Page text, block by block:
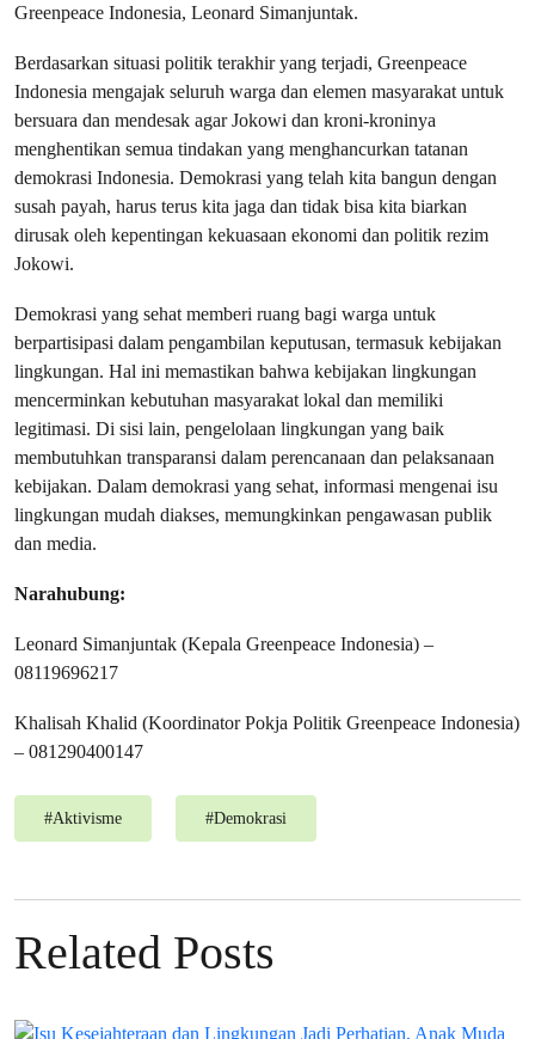
Greenpeace Indonesia, Leonard Simanjuntak.
Berdasarkan situasi politik terakhir yang terjadi, Greenpeace
Indonesia mengajak seluruh warga dan elemen masyarakat untuk
bersuara dan mendesak agar Jokowi dan kroni-kroninya
menghentikan semua tindakan yang menghancurkan tatanan
demokrasi Indonesia. Demokrasi yang telah kita bangun dengan
susah payah, harus terus kita jaga dan tidak bisa kita biarkan
dirusak oleh kepentingan kekuasaan ekonomi dan politik rezim
Jokowi.
Demokrasi yang sehat memberi ruang bagi warga untuk
berpartisipasi dalam pengambilan keputusan, termasuk kebijakan
lingkungan. Hal ini memastikan bahwa kebijakan lingkungan
mencerminkan kebutuhan masyarakat lokal dan memiliki
legitimasi. Di sisi lain, pengelolaan lingkungan yang baik
membutuhkan transparansi dalam perencanaan dan pelaksanaan
kebijakan. Dalam demokrasi yang sehat, informasi mengenai isu
lingkungan mudah diakses, memungkinkan pengawasan publik
dan media.
Narahubung:
Leonard Simanjuntak (Kepala Greenpeace Indonesia) –
08119696217
Khalisah Khalid (Koordinator Pokja Politik Greenpeace Indonesia)
– 081290400147
#Aktivisme #Demokrasi
Related Posts